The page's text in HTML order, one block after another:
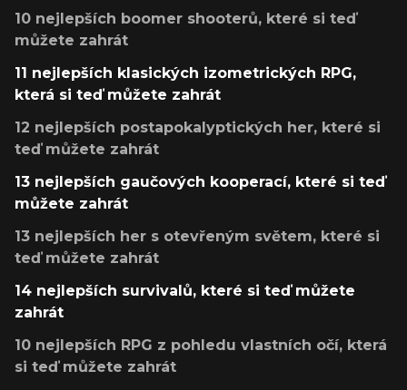
10 nejlepších boomer shooterů, které si teď
můžete zahrát
11 nejlepších klasických izometrických RPG,
která si teď můžete zahrát
12 nejlepších postapokalyptických her, které si
teď můžete zahrát
13 nejlepších gaučových kooperací, které si teď
můžete zahrát
13 nejlepších her s otevřeným světem, které si
teď můžete zahrát
14 nejlepších survivalů, které si teď můžete
zahrát
10 nejlepších RPG z pohledu vlastních očí, která
si teď můžete zahrát